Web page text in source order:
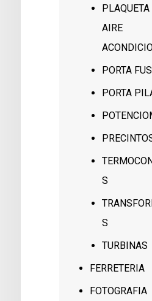
PLAQUETA
AIRE
PORTA
PORTA
S
S
TURBINAS
FERRETERIA
FOTOGRAFIA